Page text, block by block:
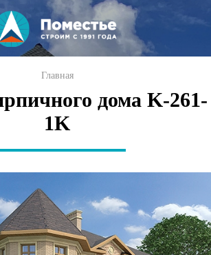
Перейти к
основному
содержанию
Главная
дома K-261-
1K